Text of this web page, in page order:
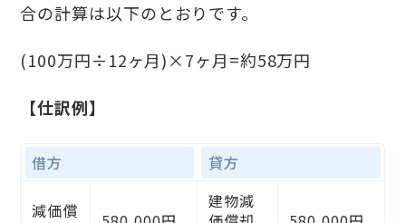
合の計算は以下のとおりです。
(100万円÷12ヶ月)×7ヶ月=約58万円
【仕訳例】
借方 貸方
減価償
建物減